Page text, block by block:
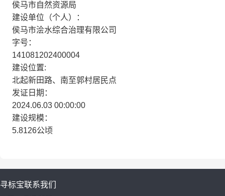
侯马市自然资源局
建设单位（个人）：
侯马市浍水综合治理有限公司
字号：
141081202400004
建设位置:
北起新田路、南至郭村居民点
发证日期：
2024.06.03 00:00:00
建设规模：
5.8126公顷
寻标宝联系我们